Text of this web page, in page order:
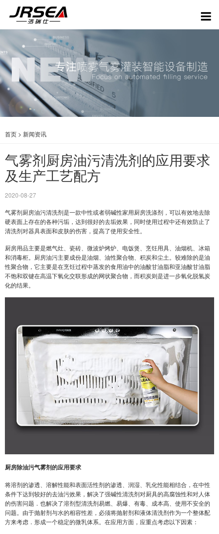
首页 > 新闻资讯
气雾剂厨房油污清洗剂的应用要求
及生产工艺配方
2020-08-27
气雾剂厨房油污清洗剂是一款中性或者弱碱性家用厨房洗涤剂，可以有效地去除
硬表面上存在的各种污垢，达到很好的去垢效果，同时使用过程中还有效防止了
清洗剂对器具表面和皮肤的伤害，提高了使用安全性。
厨房用品主要是燃气灶、瓷砖、微波炉烤炉、电饭煲、烹饪用具、油烟机、冰箱
和消毒柜。厨房油污主要成份是油烟、油性聚合物、积炭和尘土。较难除的是油
性聚合物，它主要是在烹饪过程中蒸发的食用油中的油酸甘油脂和亚油酸甘油脂
不饱和双键在高温下氧化交联形成的网状聚合物，而积炭则是进一步氧化脱氢炭
化的结果。
厨房除油污气雾剂的应用要求
将溶剂的渗透、溶解性能和表面活性剂的渗透、润湿、乳化性能相结合，在中性
条件下达到较好的去油污效果，解决了强碱性清洗剂对厨具的高腐蚀性和对人体
的伤害问题．也解决了溶剂型清洗剂易燃、易爆、有毒、成本高、使用不安全的
问题。由于抛射剂与水的相容性差，必须将抛射剂和液体清洗剂作为一个整体配
方来考虑．形成一个稳定的微乳体系。在应用方面，应重点考虑以下因素：